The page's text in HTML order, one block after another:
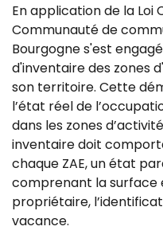
En application de la Loi
Communauté de
Bourgogne s'est
d'inventaire des zones
son territoire. Cette
l’état réel de
dans les zones
inventaire doit
chaque ZAE, un état
comprenant la surface
propriétaire,
vacance.